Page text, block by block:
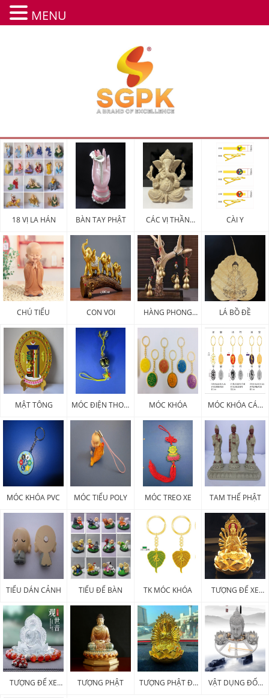
18 VỊ LA HÁN BÀN TAY PHẬT
CÁC VỊ THẦN
CÀI Y
CHÚ TIỂU CON VOI
HÀNG PHONG
LÁ BỒ ĐỀ
MẬT TÔNG
MÓC ĐIỆN THOẠI
MÓC KHÓA
MÓC KHÓA CÁC
MÓC KHÓA PVC MÓC TIỂU POLY MÓC TREO XE TAM THẾ PHẬT
TIỂU DÁN CẢNH TIỂU ĐỂ BÀN TK MÓC KHÓA
TƯỢNG ĐỂ XE
TƯỢNG ĐỂ XE
TƯỢNG PHẬT
TƯỢNG PHẬT ĐỂ
VẬT DỤNG ĐỐT
MENU